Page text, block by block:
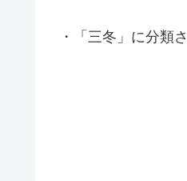
・「三冬」に分類